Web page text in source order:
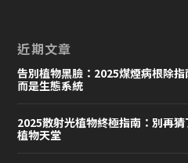
近期文章
告別植物黑臉：2025煤煙病根除
而是生態系統
2025散射光植物終極指南：別再
植物天堂